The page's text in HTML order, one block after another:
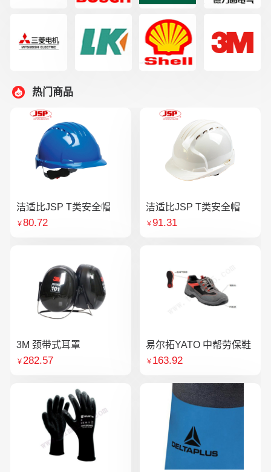
热门商品
洁适比JSP T类安全帽
￥80.72
洁适比JSP T类安全帽
￥91.31
3M 颈带式耳罩
￥282.57
易尔拓YATO 中帮劳保鞋
￥ 163.92